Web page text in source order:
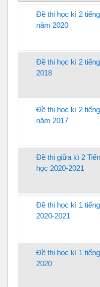
Đề thi học kì 2
năm 2020
Đề thi học kì 2
2018
Đề thi học kì 2
năm 2017
Đề thi giữa kì 2
học 2020-2021
Đề thi học kì 1
2020-2021
Đề thi học kì 1
2020